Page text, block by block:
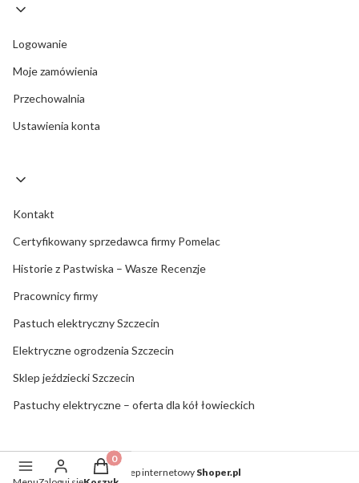
Logowanie
Moje zamówienia
Przechowalnia
Ustawienia konta
Kontakt
Certyfikowany sprzedawca firmy Pomelac
Historie z Pastwiska – Wasze Recenzje
Pracownicy firmy
Pastuch elektryczny Szczecin
Elektryczne ogrodzenia Szczecin
Sklep jeździecki Szczecin
Pastuchy elektryczne – oferta dla kół łowieckich
Sklep internetowy Shoper.pl
Produkty w koszyku: 0. Zobacz szczegóły